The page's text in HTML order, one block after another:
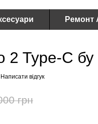
Ремонт
2 Type-C бу
Написати відгук
грн